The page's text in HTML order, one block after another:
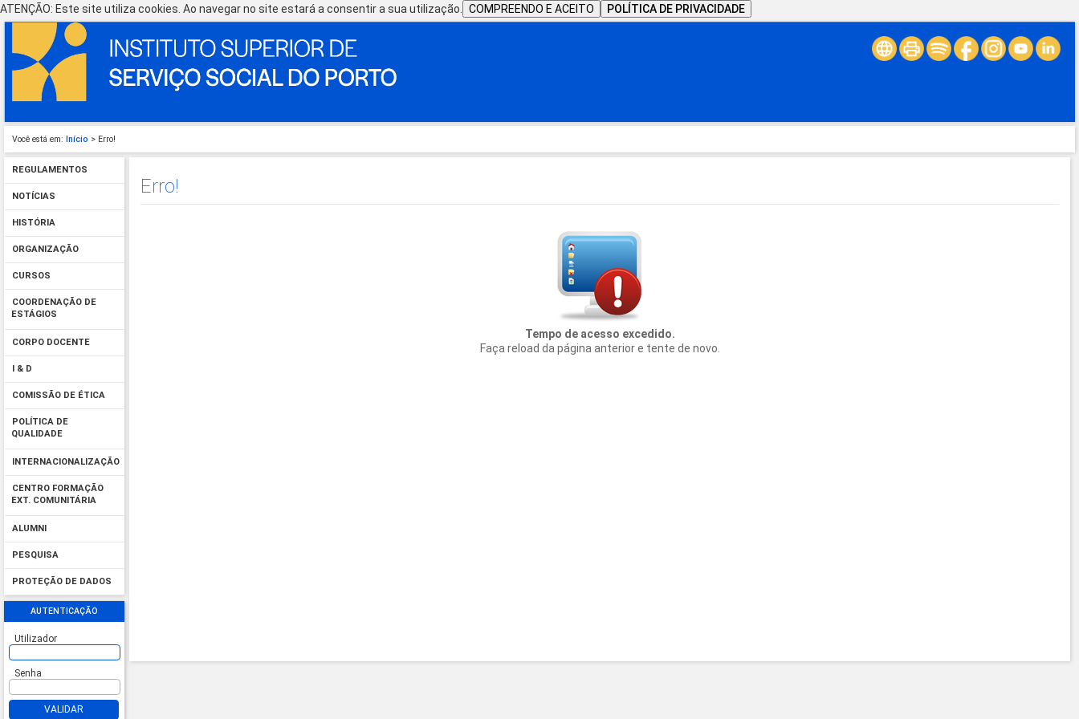
ATENÇÃO: Este site utiliza cookies. Ao navegar no site estará a consentir a sua utilização. COMPREENDO E ACEITO POLÍTICA DE PRIVACIDADE
Você está em: Início > Erro!
REGULAMENTOS
NOTÍCIAS
HISTÓRIA
ORGANIZAÇÃO
CURSOS
COORDENAÇÃO DE
ESTÁGIOS
CORPO DOCENTE
I & D
COMISSÃO DE ÉTICA
POLÍTICA DE
QUALIDADE
INTERNACIONALIZAÇÃO
CENTRO FORMAÇÃO
EXT. COMUNITÁRIA
ALUMNI
PESQUISA
PROTEÇÃO DE DADOS
AUTENTICAÇÃO
Utilizador
Senha
VALIDAR
Erro!
Tempo de acesso excedido.
Faça reload da página anterior e tente de novo.